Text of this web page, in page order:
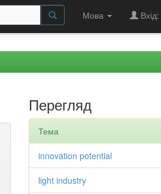
Мова Вхід:
Перегляд
Тема
innovation potential
light industry